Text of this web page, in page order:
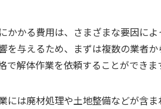
かかる費用は、さまざまな要因に
を与えるため、まずは複数の業者
で解体作業を依頼することができま
には廃材処理や土地整備などが含